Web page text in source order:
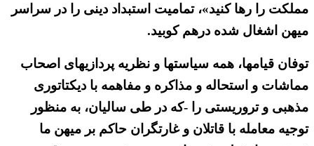
مملكت را رها کنید»، تمامیت استبداد دینی را در سراسر
میهن اشغال شده درهم کوبید.
توفان قیامها، همه سیاستها و نظریه پردازیهای اصحاب
مماشات و استحاله و مذاکره و مفاهمه با دیکتاتوری
مذهبی و تروریستی را -که در طی سالیان، به منظور
توجیه معامله با قاتلان و غارتگران حاکم بر میهن ما